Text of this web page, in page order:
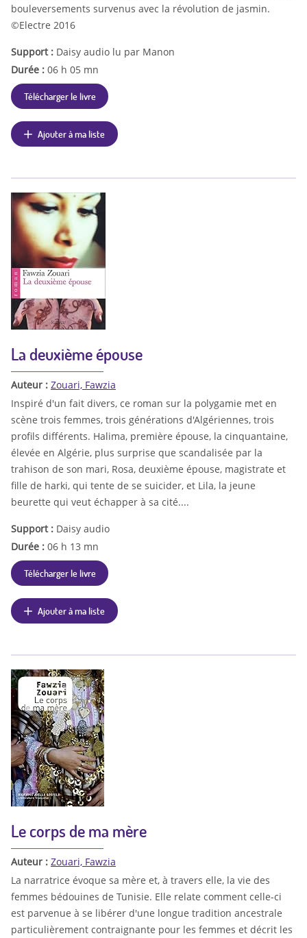
bouleversements survenus avec la révolution de jasmin.
©Electre 2016
Support : Daisy audio lu par Manon
Durée : 06 h 05 mn
Télécharger le livre
Ajouter à ma liste
La deuxième épouse
Auteur : Zouari, Fawzia
Inspiré d'un fait divers, ce roman sur la polygamie met en
scène trois femmes, trois générations d'Algériennes, trois
profils différents. Halima, première épouse, la cinquantaine,
élevée en Algérie, plus surprise que scandalisée par la
trahison de son mari, Rosa, deuxième épouse, magistrate et
fille de harki, qui tente de se suicider, et Lila, la jeune
beurette qui veut échapper à sa cité....
Support : Daisy audio
Durée : 06 h 13 mn
Télécharger le livre
Ajouter à ma liste
Le corps de ma mère
Auteur : Zouari, Fawzia
La narratrice évoque sa mère et, à travers elle, la vie des
femmes bédouines de Tunisie. Elle relate comment celle-ci
est parvenue à se libérer d'une longue tradition ancestrale
particulièrement contraignante pour les femmes et décrit les